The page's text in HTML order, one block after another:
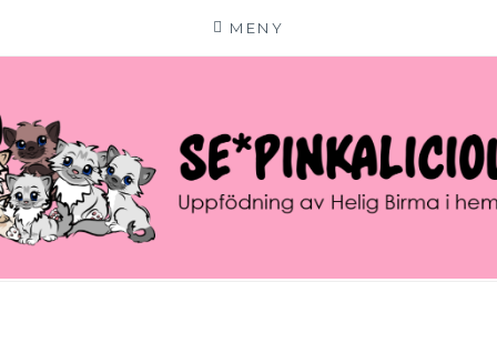
MENY
innehåll
SE*PINKALICIOUS
VÄLKOMMEN TILL VÅR LILLA KATTERIA!